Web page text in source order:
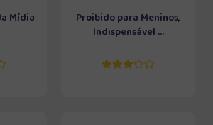
Mídia
Proibido para Meninos,
Indispensável ...